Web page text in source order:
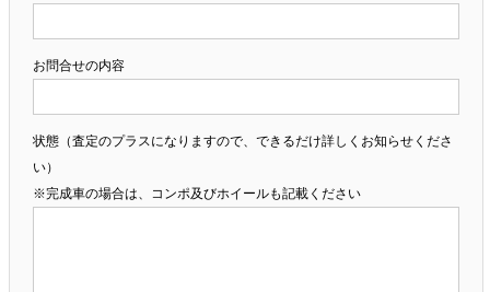
お問合せの内容
状態（査定のプラスになりますので、できるだけ詳しくお知らせくださ
い）
※完成車の場合は、コンポ及びホイールも記載ください